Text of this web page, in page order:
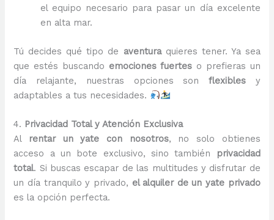
el equipo necesario para pasar un día excelente
en alta mar.
Tú decides qué tipo de aventuraquieres tener. Ya sea
que estés buscando emociones fuertes o prefieras un
día relajante, nuestras opciones son flexiblesy
adaptables a tus necesidades.
4. Privacidad Total y Atención Exclusiva
Al
rentar un yate con nosotros, no solo obtienes
acceso a un bote exclusivo, sino también
privacidad
total. Si buscas escapar de las multitudes y disfrutar de
un día tranquilo y privado, el alquiler de un yate privado
es la opción perfecta.